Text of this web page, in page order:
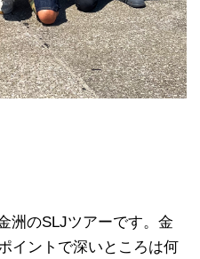
洲のSLJツアーです。金
イントで深いところは何